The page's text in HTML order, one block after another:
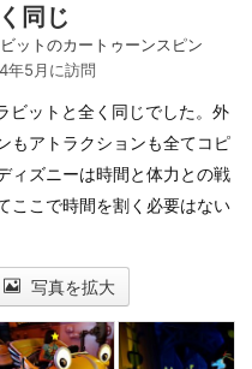
同じ
ットのカートゥーンスピン
年5月に訪問
ビットと全く同じでした。外
もアトラクションも全てコピ
ィズニーは時間と体力との戦
ここで時間を割く必要はない
写真を拡大